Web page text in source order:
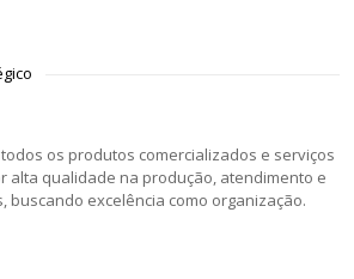
os produtos comercializados e serviços
alta qualidade na produção, atendimento e
buscando excelência como organização.